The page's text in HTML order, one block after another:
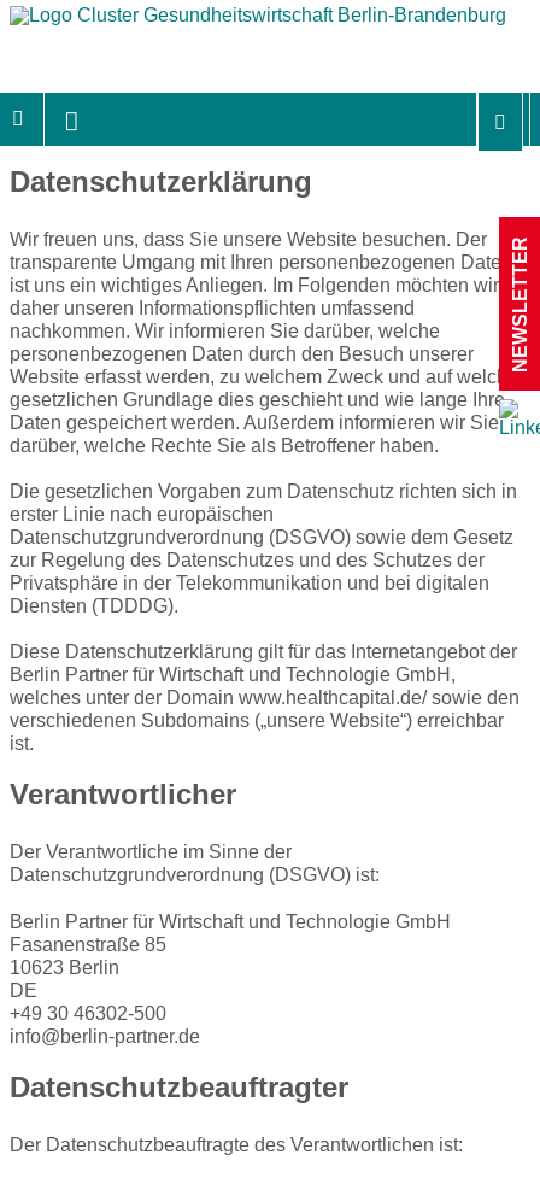
Datenschutzerklärung
Wir freuen uns, dass Sie unsere Website besuchen. Der
transparente Umgang mit Ihren personenbezogenen Daten
ist uns ein wichtiges Anliegen. Im Folgenden möchten wir
daher unseren Informationspflichten umfassend
nachkommen. Wir informieren Sie darüber, welche
personenbezogenen Daten durch den Besuch unserer
Website erfasst werden, zu welchem Zweck und auf welcher
gesetzlichen Grundlage dies geschieht und wie lange Ihre
Daten gespeichert werden. Außerdem informieren wir Sie
darüber, welche Rechte Sie als Betroffener haben.
Die gesetzlichen Vorgaben zum Datenschutz richten sich in
erster Linie nach europäischen
Datenschutzgrundverordnung (DSGVO) sowie dem Gesetz
zur Regelung des Datenschutzes und des Schutzes der
Privatsphäre in der Telekommunikation und bei digitalen
Diensten (TDDDG).
Diese Datenschutzerklärung gilt für das Internetangebot der
Berlin Partner für Wirtschaft und Technologie GmbH,
welches unter der Domain www.healthcapital.de/ sowie den
verschiedenen Subdomains („unsere Website“) erreichbar
ist.
Verantwortlicher
Der Verantwortliche im Sinne der
Datenschutzgrundverordnung (DSGVO) ist:
Berlin Partner für Wirtschaft und Technologie GmbH
Fasanenstraße 85
10623 Berlin
DE
+49 30 46302-500
info@berlin-partner.de
Datenschutzbeauftragter
Der Datenschutzbeauftragte des Verantwortlichen ist:
NEWSLETTER